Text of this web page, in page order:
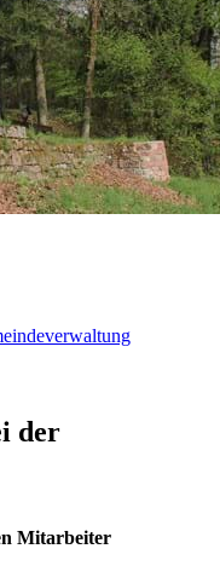
der
Mitarbeiter